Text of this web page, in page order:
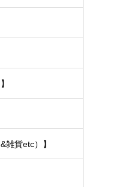
雑貨etc）】